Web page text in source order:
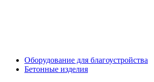
Оборудование для благоустройства
Бетонные изделия